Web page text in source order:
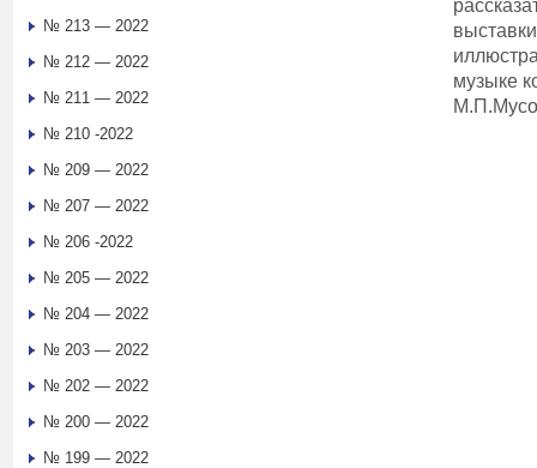
музыке
№ 213 — 2022
№ 212 — 2022
№ 211 — 2022
№ 210 -2022
№ 209 — 2022
№ 207 — 2022
№ 206 -2022
№ 205 — 2022
№ 204 — 2022
№ 203 — 2022
№ 202 — 2022
№ 200 — 2022
№ 199 — 2022